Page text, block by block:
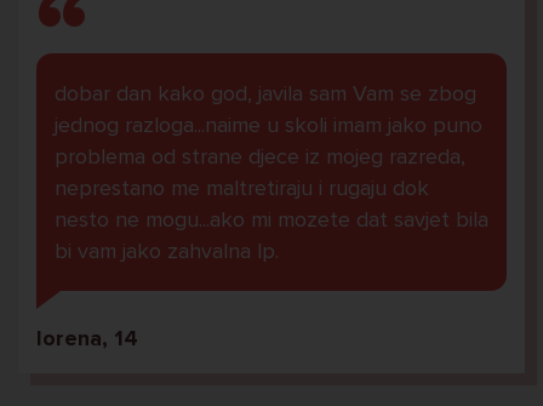
dobar dan kako god, javila sam Vam se zbog
jednog razloga...naime u skoli imam jako puno
problema od strane djece iz mojeg razreda,
neprestano me maltretiraju i rugaju dok
nesto ne mogu...ako mi mozete dat savjet bila
bi vam jako zahvalna lp.
lorena, 14